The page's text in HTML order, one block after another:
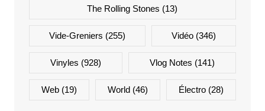
The Rolling Stones (13)
Vide-Greniers (255) Vidéo (346)
Vinyles (928) Vlog Notes (141)
Web(19) World (46) Électro (28)